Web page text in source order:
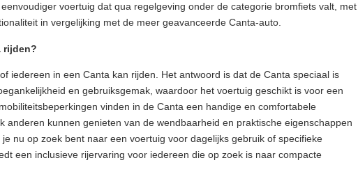
voertuig dat qua regelgeving onder de categorie bromfiets valt, met
in vergelijking met de meer geavanceerde Canta-auto.
rijden?
iedereen in een Canta kan rijden. Het antwoord is dat de Canta speciaal is
en gebruiksgemak, waardoor het voertuig geschikt is voor een
vinden in de Canta een handige en comfortabele
anderen kunnen genieten van de wendbaarheid en praktische eigenschappen
nu op zoek bent naar een voertuig voor dagelijks gebruik of specifieke
een inclusieve rijervaring voor iedereen die op zoek is naar compacte